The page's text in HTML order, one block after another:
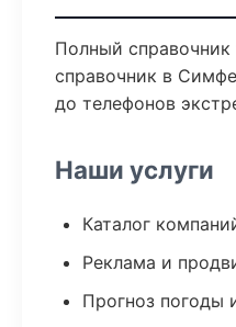
Полный
справочник в
до телефонов
Наши услуги
Каталог
Реклама и
Прогноз погоды